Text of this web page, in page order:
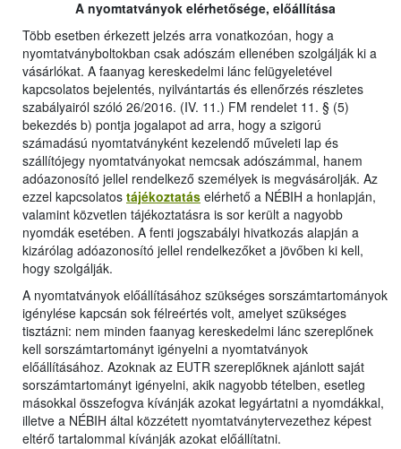
A nyomtatványok elérhetősége, előállítása
Több esetben érkezett jelzés arra vonatkozóan, hogy a
nyomtatványboltokban csak adószám ellenében szolgálják ki a
vásárlókat. A faanyag kereskedelmi lánc felügyeletével
kapcsolatos bejelentés, nyilvántartás és ellenőrzés részletes
szabályairól szóló 26/2016. (IV. 11.) FM rendelet 11. § (5)
bekezdés b) pontja jogalapot ad arra, hogy a szigorú
számadású nyomtatványként kezelendő műveleti lap és
szállítójegy nyomtatványokat nemcsak adószámmal, hanem
adóazonosító jellel rendelkező személyek is megvásárolják. Az
ezzel kapcsolatos tájékoztatás elérhető a NÉBIH a honlapján,
valamint közvetlen tájékoztatásra is sor került a nagyobb
nyomdák esetében. A fenti jogszabályi hivatkozás alapján a
kizárólag adóazonosító jellel rendelkezőket a jövőben ki kell,
hogy szolgálják.
A nyomtatványok előállításához szükséges sorszámtartományok
igénylése kapcsán sok félreértés volt, amelyet szükséges
tisztázni: nem minden faanyag kereskedelmi lánc szereplőnek
kell sorszámtartományt igényelni a nyomtatványok
előállításához. Azoknak az EUTR szereplőknek ajánlott saját
sorszámtartományt igényelni, akik nagyobb tételben, esetleg
másokkal összefogva kívánják azokat legyártatni a nyomdákkal,
illetve a NÉBIH által közzétett nyomtatványtervezethez képest
eltérő tartalommal kívánják azokat előállítatni.